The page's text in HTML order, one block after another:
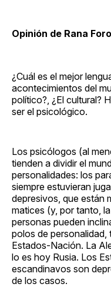
Opinión de Rana
¿Cuál es el mejor
acontecimientos del
político?, ¿El cultural?
ser el psicológico.
Los psicólogos (al
tienden a dividir el
personalidades: los
siempre estuvieran
depresivos, que están
matices (y, por tanto,
personas pueden
polos de personalidad,
Estados-Nación. La
lo es hoy Rusia. Los
escandinavos son
de los casos.